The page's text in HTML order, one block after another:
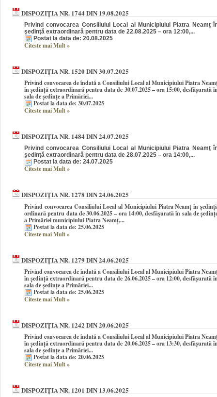
DISPOZIȚIA NR. 1744 DIN 19.08.2025
Privind convocarea Consiliului Local al Municipiului Piatra Neamţ
şedinţă extraordinară pentru data de 22.08.2025 – ora 12:00,...
Postat la data de: 20.08.2025
Citeste mai Mult»
DISPOZIȚIA NR. 1520 DIN 30.07.2025
Privind convocarea de îndată a Consiliului Local al Municipiului Piatra
în şedinţă extraordinară pentru data de 30.07.2025 – ora 15:00, desfășurată
sala de ședințe a Primăriei...
Postat la data de: 30.07.2025
Citeste mai Mult»
DISPOZIȚIA NR. 1484 DIN 24.07.2025
Privind convocarea Consiliului Local al Municipiului Piatra Neamţ
şedinţă extraordinară pentru data de 28.07.2025 – ora 14:00,...
Postat la data de: 24.07.2025
Citeste mai Mult»
DISPOZIȚIA NR. 1278 DIN 24.06.2025
Privind convocarea Consiliului Local al Municipiului Piatra Neamţ în
ordinară pentru data de 30.06.2025 – ora 14:00, desfășurată în sala de
a Primăriei municipiului Piatra Neamț,...
Postat la data de: 25.06.2025
Citeste mai Mult»
DISPOZIȚIA NR. 1279 DIN 24.06.2025
Privind convocarea de îndată a Consiliului Local al Municipiului Piatra
în şedinţă extraordinară pentru data de 26.06.2025 – ora 12:00, desfășurată
sala de ședințe a Primăriei...
Postat la data de: 25.06.2025
Citeste mai Mult»
DISPOZIȚIA NR. 1242 DIN 20.06.2025
Privind convocarea de îndată a Consiliului Local al Municipiului Piatra
în şedinţă extraordinară pentru data de 20.06.2025 – ora 13:30, desfășurată
sala de ședințe a Primăriei...
Postat la data de: 20.06.2025
Citeste mai Mult»
DISPOZIȚIA NR. 1201 DIN 13.06.2025